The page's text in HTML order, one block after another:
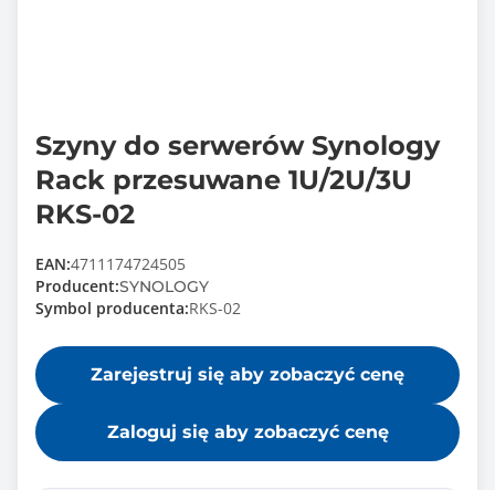
Szyny do serwerów Synology
Rack przesuwane 1U/2U/3U
RKS-02
EAN:4711174724505
Producent:SYNOLOGY
Symbol producenta:RKS-02
Zarejestruj się aby zobaczyć cenę
Zaloguj się aby zobaczyć cenę